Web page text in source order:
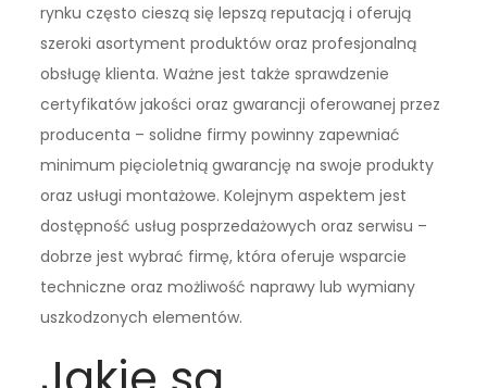
rynku często cieszą się lepszą reputacją i oferują
szeroki asortyment produktów oraz profesjonalną
obsługę klienta. Ważne jest także sprawdzenie
certyfikatów jakości oraz gwarancji oferowanej przez
producenta – solidne firmy powinny zapewniać
minimum pięcioletnią gwarancję na swoje produkty
oraz usługi montażowe. Kolejnym aspektem jest
dostępność usług posprzedażowych oraz serwisu –
dobrze jest wybrać firmę, która oferuje wsparcie
techniczne oraz możliwość naprawy lub wymiany
uszkodzonych elementów.